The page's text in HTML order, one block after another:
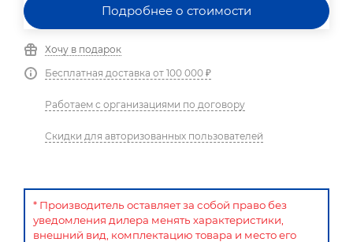
Подробнее о стоимости
Хочу в подарок
Бесплатная доставка от 100 000 ₽
Работаем с организациями по договору
Скидки для авторизованных пользователей
* Производитель оставляет за собой право без
уведомления дилера менять характеристики,
внешний вид, комплектацию товара и место его